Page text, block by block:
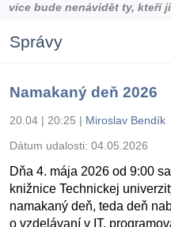
více bude nenávidět ty, kteří
Správy
Namakaný deň 2026
20.04 | 20:25 | Miroslav Bendík
Dátum udalosti: 04.05.2026
Dňa 4. mája 2026 od 9:00
knižnice Technickej
namakaný deň, teda deň
o vzdelávaní v IT,